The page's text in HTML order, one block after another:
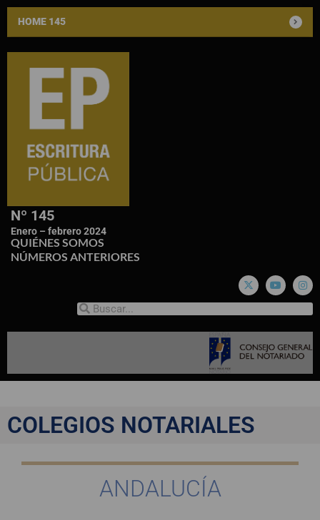
HOME 145
Nº 145
Enero – febrero 2024
QUIÉNES SOMOS
NÚMEROS ANTERIORES
COLEGIOS NOTARIALES
ANDALUCÍA